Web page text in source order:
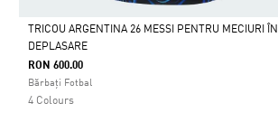
Da
TRICOU ARGENTINA 26 MESSI PENTRU MECIURI ÎN
DEPLASARE
RON 600.00
Bărbați Fotbal
4 Colours